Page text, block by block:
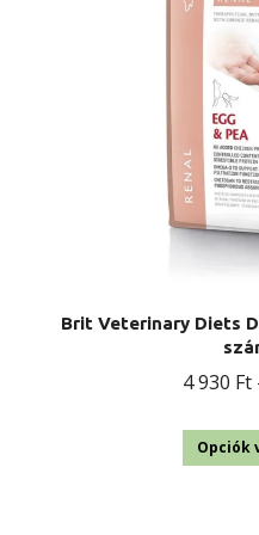
Brit Veterinary Diets
4 930 Ft
Opciók